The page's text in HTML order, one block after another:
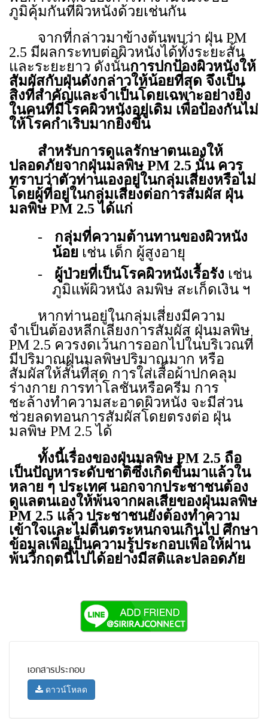
ภูมิคุ้มกันที่ผิวหนังด้วยเช่นกัน
จากที่กล่าวมาข้างต้นพบว่า ฝุ่น PM
2.5 มีผลกระทบต่อผิวหนังได้ทั้งระยะสั้น
และระยะยาว ดังนั้นการปกป้องผิวหนังให้
สัมผัสกับฝุ่นดังกล่าวให้น้อยที่สุด จึงเป็น
สิ่งที่สำคัญและจำเป็นโดยเฉพาะอย่างยิ่ง
ในคนที่มีโรคผิวหนังอยู่เดิม เพื่อป้องกันไม่
ให้โรคกำเริบมากยิ่งขึ้น
สำหรับการดูแลรักษาตนเองให้
ปลอดภัยจากฝุ่นมลพิษ PM 2.5 นั้น ควร
ทราบว่าตัวท่านเองอยู่ในกลุ่มเสี่ยงหรือไม่
โดยผู้ที่อยู่ในกลุ่มเสี่ยงต่อการสัมผัส ฝุ่น
มลพิษ PM 2.5 ได้แก่
-
กลุ่มที่ความต้านทานของผิวหนัง
น้อย เช่น เด็ก ผู้สูงอายุ
-
ผู้ป่วยที่เป็นโรคผิวหนังเรื้อรัง เช่น
ภูมิแพ้ผิวหนัง ลมพิษ สะเก็ดเงิน ฯ
หากท่านอยู่ในกลุ่มเสี่ยงมีความ
จำเป็นต้องหลีกเลี่ยงการสัมผัส ฝุ่นมลพิษ
PM 2.5 ควรงดเว้นการออกไปในบริเวณที่
มีปริมาณฝุ่นมลพิษปริมาณมาก หรือ
สัมผัสให้สั้นที่สุด การใส่เสื้อผ้าปกคลุม
ร่างกาย การทาโลชั่นหรือครีม การ
ชะล้างทำความสะอาดผิวหนัง จะมีส่วน
ช่วยลดทอนการสัมผัสโดยตรงต่อ ฝุ่น
มลพิษ PM 2.5 ได้
ทั้งนี้เรื่องของฝุ่นมลพิษ PM 2.5 ถือ
เป็นปัญหาระดับชาติซึ่งเกิดขึ้นมาแล้วใน
หลาย ๆ ประเทศ นอกจากประชาชนต้อง
ดูแลตนเองให้พ้นจากผลเสียของฝุ่นมลพิษ
PM 2.5 แล้ว ประชาชนยังต้องทำความ
เข้าใจและไม่ตื่นตระหนกจนเกินไป ศึกษา
ข้อมูลเพื่อเป็นความรู้ประกอบเพื่อให้ผ่าน
พ้นวิกฤตนี้ไปได้อย่างมีสติและปลอดภัย
เอกสารประกอบ
ดาวน์โหลด